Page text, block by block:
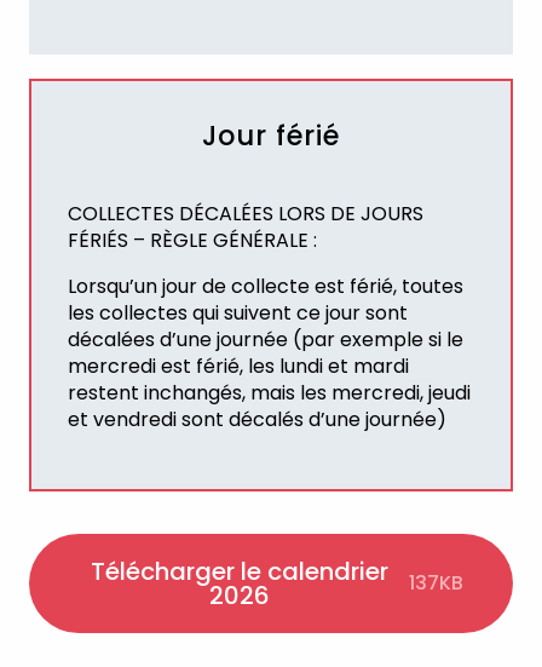
Jour férié
COLLECTES DÉCALÉES LORS DE JOURS
FÉRIÉS – RÈGLE GÉNÉRALE :
Lorsqu’un jour de collecte est férié, toutes
les collectes qui suivent ce jour sont
décalées d’une journée (par exemple si le
mercredi est férié, les lundi et mardi
restent inchangés, mais les mercredi, jeudi
et vendredi sont décalés d’une journée)
Télécharger le calendrier
2026 137KB